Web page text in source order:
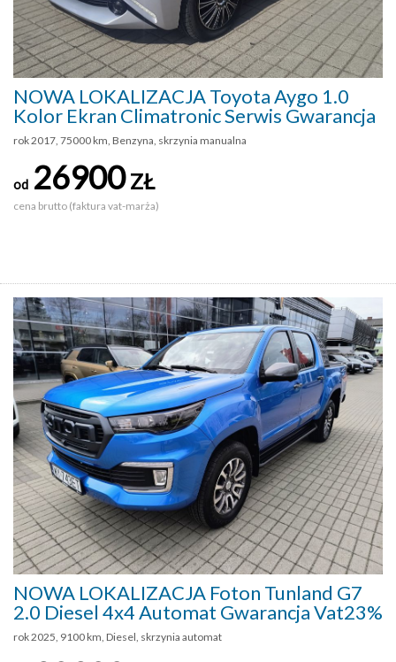
NOWA LOKALIZACJA Toyota Aygo 1.0
Kolor Ekran Climatronic Serwis Gwarancja
rok 2017, 75000 km, Benzyna, skrzynia manualna
od 26900ZŁ
cena brutto (faktura vat-marża)
NOWA LOKALIZACJA Foton Tunland G7
2.0 Diesel 4x4 Automat Gwarancja Vat23%
rok 2025, 9100 km, Diesel, skrzynia automat